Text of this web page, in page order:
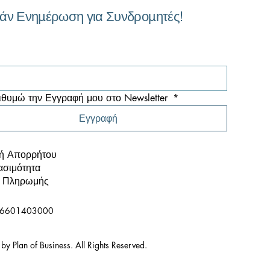
και Risk
Από τα Νούμερα
Έξοδα, KPI και
Ενημέρωση για Συνδρομητές!
την Εγγραφή μου στο Newsletter *
Εγγραφή
Απορρήτου
Πληρωμής
Plan of Business. All Rights Reserved.